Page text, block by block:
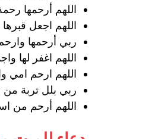
اللهم أرحمها
اللهم اجعل
ربي أرحمها
اللهم اغفر لها
اللهم ارحم امي
ربي بلل تربة من
اللهم أرحم من